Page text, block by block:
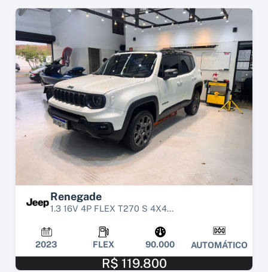
Renegade
1.3 16V 4P FLEX T270 S 4X4...
2023 FLEX 90.000 AUTOMÁTICO
R$ 119.800